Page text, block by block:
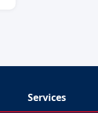
Services